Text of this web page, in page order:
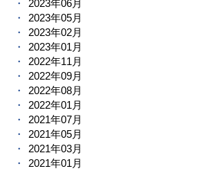
2023年06月
2023年05月
2023年02月
2023年01月
2022年11月
2022年09月
2022年08月
2022年01月
2021年07月
2021年05月
2021年03月
2021年01月